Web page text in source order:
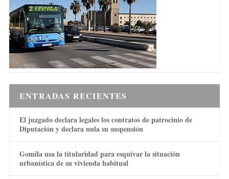
ENTRADAS RECIENTES
El juzgado declara legales los contratos de patrocinio de
Diputación y declara nula su suspensión
Gomila usa la titularidad para esquivar la situación
urbanística de su vivienda habitual